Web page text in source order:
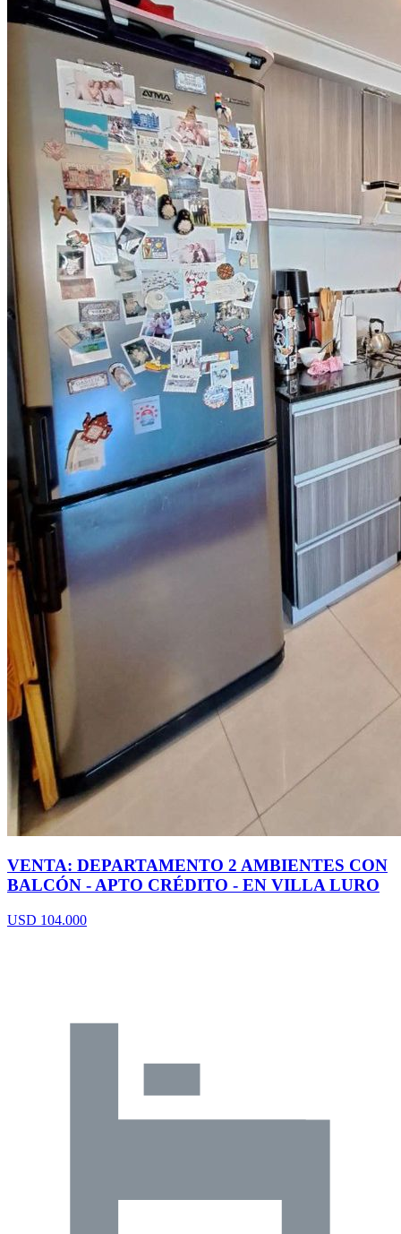
VENTA: DEPARTAMENTO 2 AMBIENTES CON
BALCÓN - APTO CRÉDITO - EN VILLA LURO
USD 104.000